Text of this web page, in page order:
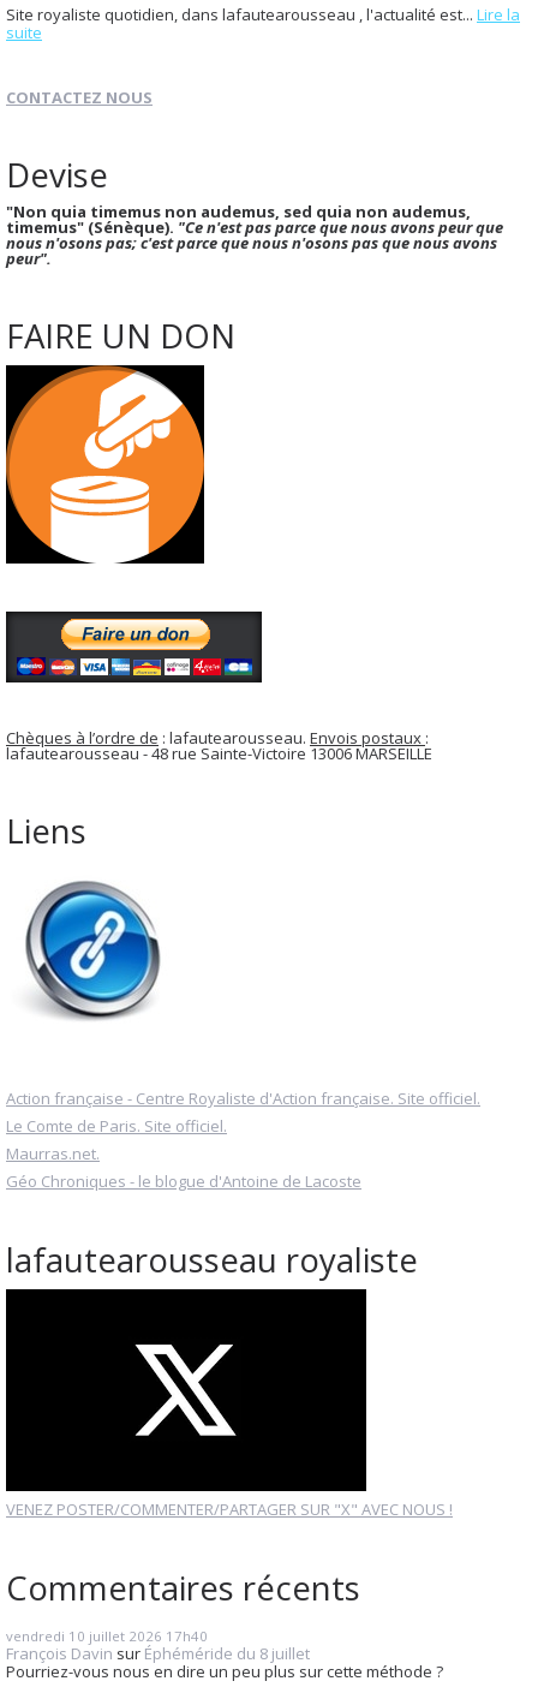
Site royaliste quotidien, dans lafautearousseau , l'actualité est... Lire la
suite
CONTACTEZ NOUS
Devise
"Non quia timemus non audemus, sed quia non audemus,
timemus" (Sénèque). "Ce n'est pas parce que nous avons peur que
nous n'osons pas; c'est parce que nous n'osons pas que nous avons
peur".
FAIRE UN DON
Chèques à l’ordre de : lafautearousseau. Envois postaux :
lafautearousseau - 48 rue Sainte-Victoire 13006 MARSEILLE
Liens
Action française - Centre Royaliste d'Action française. Site officiel.
Le Comte de Paris. Site officiel.
Maurras.net.
Géo Chroniques - le blogue d'Antoine de Lacoste
lafautearousseau royaliste
VENEZ POSTER/COMMENTER/PARTAGER SUR "X" AVEC NOUS !
Commentaires récents
vendredi 10 juillet 2026 17h40
François Davin sur Éphéméride du 8 juillet
Pourriez-vous nous en dire un peu plus sur cette méthode ?